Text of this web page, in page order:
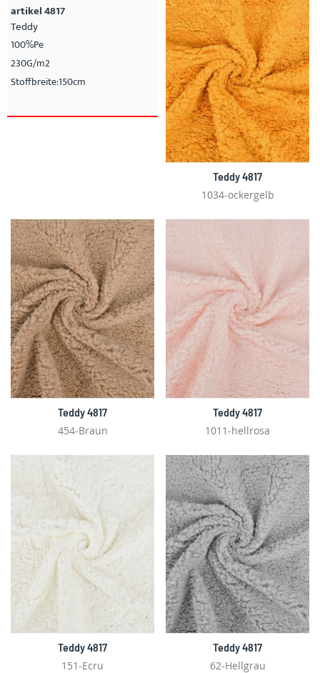
artikel 4817
Teddy
100%Pe
230G/m2
Stoffbreite:150cm
Teddy 4817
1034-ockergelb
Teddy 4817
454-Braun
Teddy 4817
1011-hellrosa
Teddy 4817
151-Ecru
Teddy 4817
62-Hellgrau